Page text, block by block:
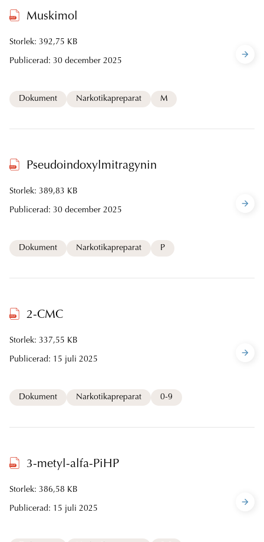
Muskimol
Storlek: 392,75 KB
Publicerad: 30 december 2025
Dokument Narkotikapreparat M
Pseudoindoxylmitragynin
Storlek: 389,83 KB
Publicerad: 30 december 2025
Dokument Narkotikapreparat P
2-CMC
Storlek: 337,55 KB
Publicerad: 15 juli 2025
Dokument Narkotikapreparat 0-9
3-metyl-alfa-PiHP
Storlek: 386,58 KB
Publicerad: 15 juli 2025